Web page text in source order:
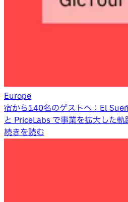
Europe
宿から140名のゲストへ：El
と PriceLabs で事業を拡大した軌
続きを読む